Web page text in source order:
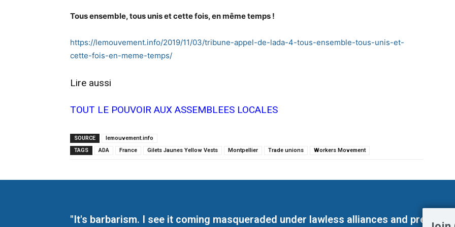
Tous ensemble, tous unis et cette fois, en même temps !
https://lemouvement.info/2019/11/03/tribune-appel-de-lada-4-tous-ensemble-tous-unis-et-
cette-fois-en-meme-temps/
Lire aussi
TOUT LE POUVOIR AUX ASSEMBLEES LOCALES
SOURCE
lemouvement.info
TAGS
ADA France Gilets Jaunes Yellow Vests Montpellier Trade unions Workers Movement
"It's barbarism. I see it coming masqueraded under lawless alliances and